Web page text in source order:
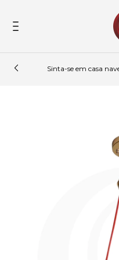
Sinta-se em casa